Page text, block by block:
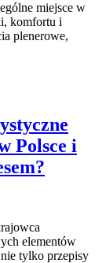
miejsce w
komfortu i
plenerowe,
Polsce i
elementów
tylko przepisy